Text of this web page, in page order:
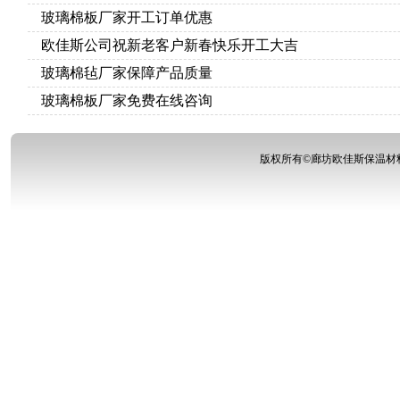
玻璃棉板厂家开工订单优惠
欧佳斯公司祝新老客户新春快乐开工大吉
玻璃棉毡厂家保障产品质量
玻璃棉板厂家免费在线咨询
版权所有©廊坊欧佳斯保温材